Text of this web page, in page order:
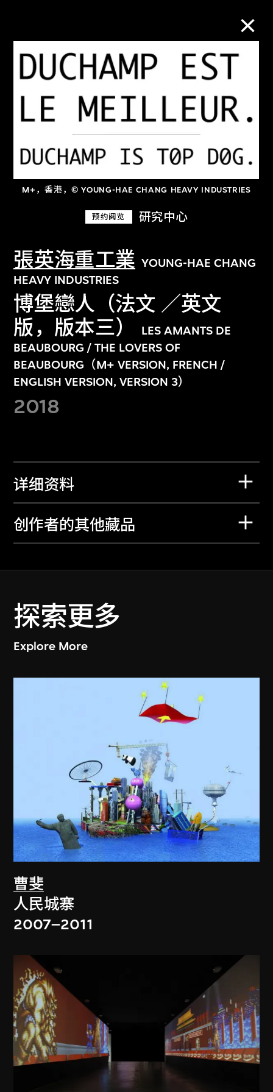
M+，香港，© YOUNG-HAE CHANG HEAVY INDUSTRIES
预约阅览 研究中心
張英海重工業 YOUNG-HAE CHANG
HEAVY INDUSTRIES
博堡戀人（法文 ／英文
版，版本三）
LES AMANTS DE
BEAUBOURG / THE LOVERS OF
BEAUBOURG（M+ VERSION, FRENCH /
ENGLISH VERSION, VERSION 3）
2018
详细资料
创作者的其他藏品
探索更多
Explore More
曹斐
人民城寨
2007–2011
M+藏品
进一步筛选 搜索
关于M+藏品
探索世界顶级的二十及二十一世纪视觉
文化藏品。